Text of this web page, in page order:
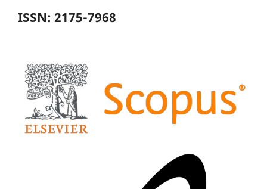
ISSN: 2175-7968